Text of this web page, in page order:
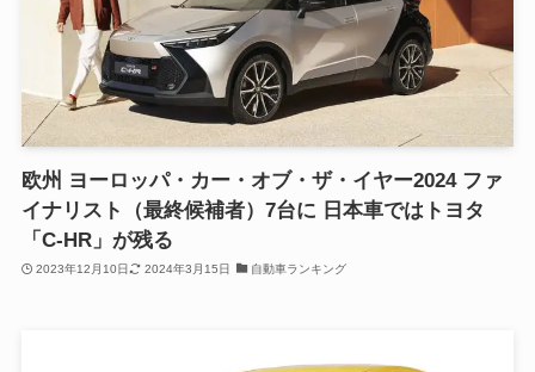
欧州 ヨーロッパ・カー・オブ・ザ・イヤー2024 ファ
イナリスト（最終候補者）7台に 日本車ではトヨタ
「C-HR」が残る
2023年12月10日 2024年3月15日 自動車ランキング